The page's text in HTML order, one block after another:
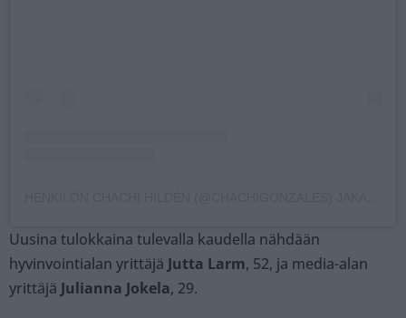
Uusina tulokkaina tulevalla kaudella nähdään
hyvinvointialan yrittäjä Jutta Larm, 52, ja media-alan
yrittäjä Julianna Jokela, 29.